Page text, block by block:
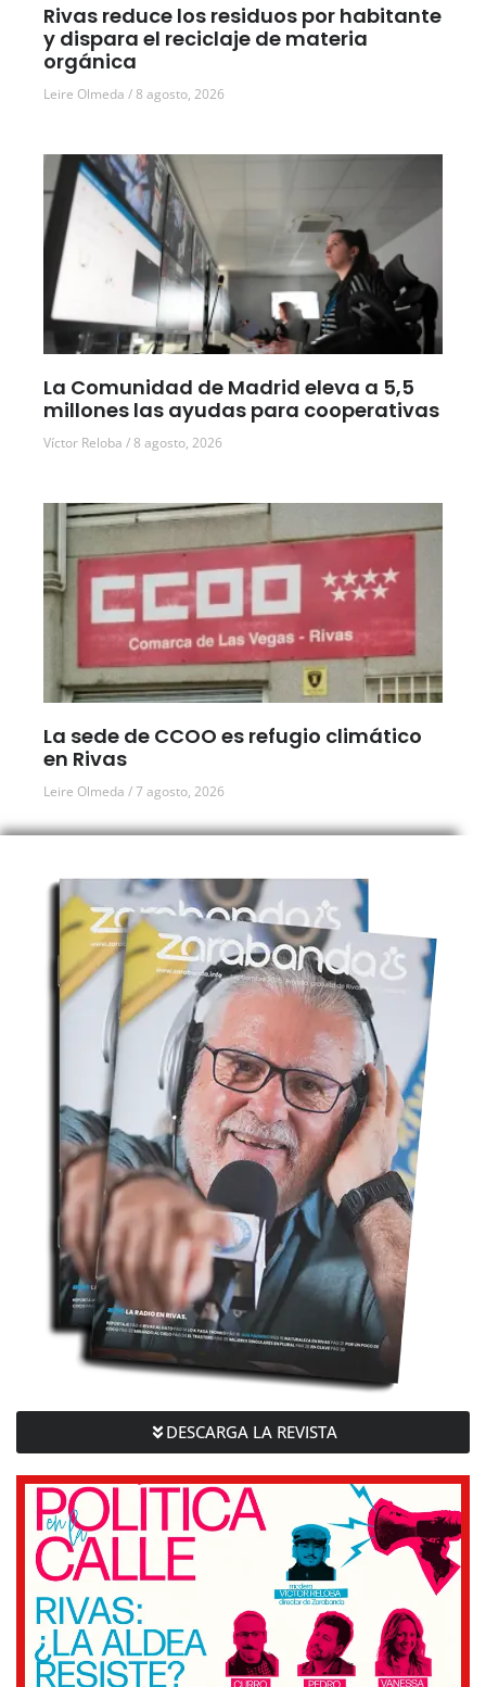
Rivas reduce los residuos por habitante
y dispara el reciclaje de materia
orgánica
Leire Olmeda 8 agosto, 2026
La Comunidad de Madrid eleva a 5,5
millones las ayudas para cooperativas
Víctor Reloba 8 agosto, 2026
La sede de CCOO es refugio climático
en Rivas
Leire Olmeda 7 agosto, 2026
DESCARGA LA REVISTA